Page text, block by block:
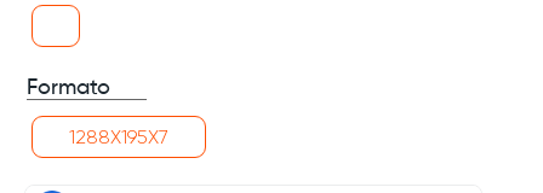
Formato
1288X195X7